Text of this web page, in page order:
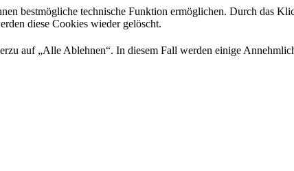
bestmögliche technische Funktion ermöglichen. Durch das
diese Cookies wieder gelöscht.
auf „Alle Ablehnen“. In diesem Fall werden einige